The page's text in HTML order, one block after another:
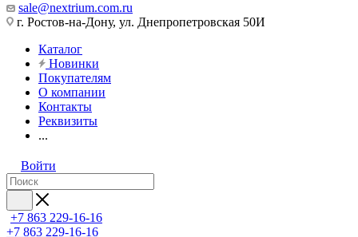
sale@nextrium.com.ru
г. Ростов-на-Дону, ул. Днепропетровская 50И
Каталог
Новинки
Покупателям
О компании
Контакты
Реквизиты
...
Войти
+7 863 229-16-16
+7 863 229-16-16